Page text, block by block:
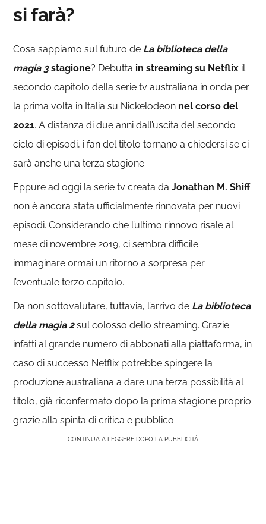
si farà?
Cosa sappiamo sul futuro de La biblioteca della
magia 3stagione? Debutta in streaming su Netflix il
secondo capitolo della serie tv australiana in onda per
la prima volta in Italia su Nickelodeon nel corso del
2021. A distanza di due anni dall’uscita del secondo
ciclo di episodi, i fan del titolo tornano a chiedersi se ci
sarà anche una terza stagione.
Eppure ad oggi la serie tv creata daJonathan M. Shiff
non è ancora stata ufficialmente rinnovata per nuovi
episodi. Considerando che l’ultimo rinnovo risale al
mese di novembre 2019, ci sembra difficile
immaginare ormai un ritorno a sorpresa per
l’eventuale terzo capitolo.
Da non sottovalutare, tuttavia, l’arrivo de La biblioteca
della magia 2sul colosso dello streaming. Grazie
infatti al grande numero di abbonati alla piattaforma, in
caso di successo Netflix potrebbe spingere la
produzione australiana a dare una terza possibilità al
titolo, già riconfermato dopo la prima stagione proprio
grazie alla spinta di critica e pubblico.
CONTINUA A LEGGERE DOPO LA PUBBLICITÀ